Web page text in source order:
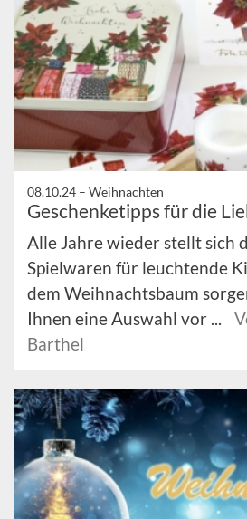
08.10.24 – Weihnachten
Geschenketipps für die
Alle Jahre wieder stellt sich
Spielwaren für leuchtende
dem Weihnachtsbaum
Ihnen eine Auswahl vor ...
Barthel